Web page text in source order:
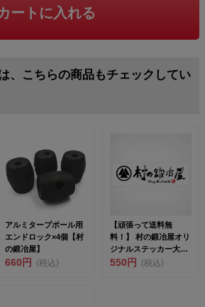
ートに入れる
、こちらの商品もチェックしてい
アルミタープポール用
エンドロック×4個【村
の鍛冶屋】
660円 (税込)
【頑張って送料無
料！】 村の鍛冶屋オリ
ジナルステッカー大
（サイズ：
550円 (税込)